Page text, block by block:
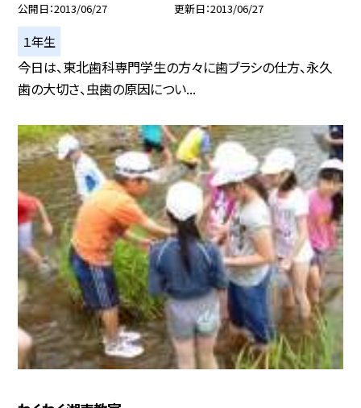
公開日 2013/06/27 更新日 2013/06/27
１年生
今日は、東北歯科専門学生の方々に歯ブラシの仕方、永久
歯の大切さ、虫歯の原因につい...